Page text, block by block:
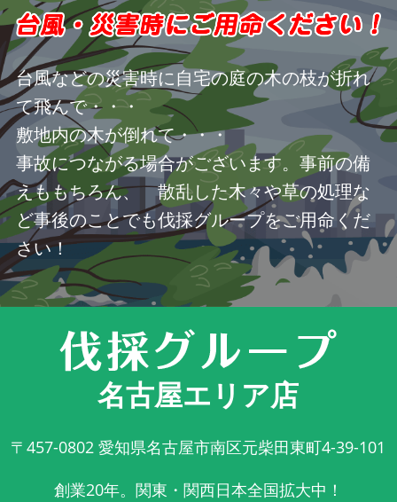
台風などの災害時に自宅の庭の木の枝が折れ
て飛んで・・・
敷地内の木が倒れて・・・
事故につながる場合がございます。事前の備
えももちろん、 散乱した木々や草の処理な
ど事後のことでも伐採グループをご用命くだ
さい！
名古屋エリア店
〒457-0802 愛知県名古屋市南区元柴田東町4-39-101
創業20年。関東・関西日本全国拡大中！